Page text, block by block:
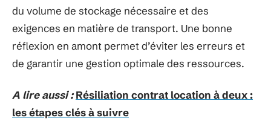
du volume de stockage nécessaire et des
exigences en matière de transport. Une bonne
réflexion en amont permet d’éviter les erreurs et
de garantir une gestion optimale des ressources.
A lire aussi : Résiliation contrat location à deux :
les étapes clés à suivre